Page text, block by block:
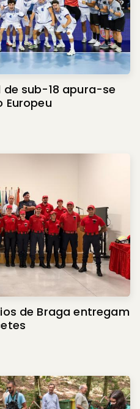
de sub-18 apura-se
Europeu
de Braga entregam